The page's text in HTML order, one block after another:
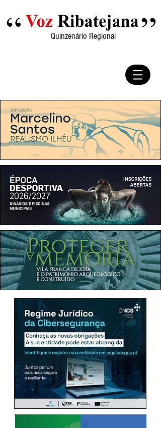
Quinzenário Regional